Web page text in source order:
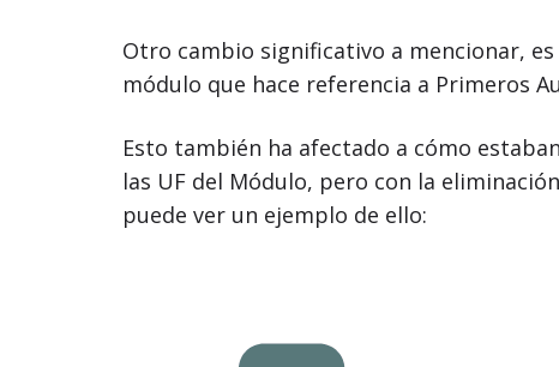
Otro cambio significativo a mencionar,
módulo que hace referencia a Primeros
Esto también ha afectado a cómo
las UF del Módulo, pero con la
puede ver un ejemplo de ello: